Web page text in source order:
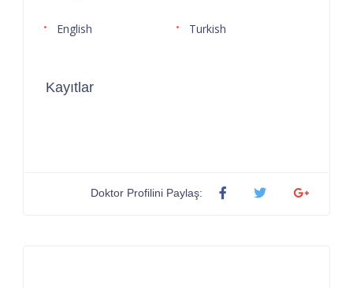
English Turkish
Kayıtlar
Doktor Profilini Paylaş: